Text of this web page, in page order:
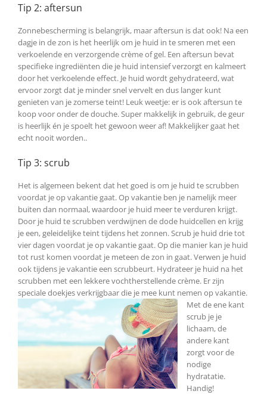
Tip 2: aftersun
Zonnebescherming is belangrijk, maar aftersun is dat ook! Na een
dagje in de zon is het heerlijk om je huid in te smeren met een
verkoelende en verzorgende crème of gel. Een aftersun bevat
specifieke ingrediënten die je huid intensief verzorgt en kalmeert
door het verkoelende effect. Je huid wordt gehydrateerd, wat
ervoor zorgt dat je minder snel vervelt en dus langer kunt
genieten van je zomerse teint! Leuk weetje: er is ook aftersun te
koop voor onder de douche. Super makkelijk in gebruik, de geur
is heerlijk én je spoelt het gewoon weer af! Makkelijker gaat het
echt nooit worden..
Tip 3: scrub
Het is algemeen bekent dat het goed is om je huid te scrubben
voordat je op vakantie gaat. Op vakantie ben je namelijk meer
buiten dan normaal, waardoor je huid meer te verduren krijgt.
Door je huid te scrubben verdwijnen de dode huidcellen en krijg
je een, geleidelijke teint tijdens het zonnen. Scrub je huid drie tot
vier dagen voordat je op vakantie gaat. Op die manier kan je huid
tot rust komen voordat je meteen de zon in gaat. Verwen je huid
ook tijdens je vakantie een scrubbeurt. Hydrateer je huid na het
scrubben met een lekkere vochtherstellende crème. Er zijn
speciale doekjes verkrijgbaar die je mee kunt nemen op vakantie.
Metde ene kant
scrub je je
lichaam, de
andere kant
zorgt voor de
nodige
hydratatie.
Handig!